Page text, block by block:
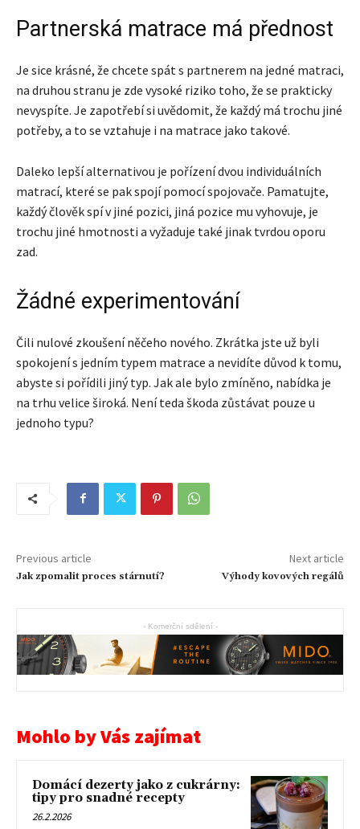
Partnerská matrace má přednost
Je sice krásné, že chcete spát s partnerem na jedné matraci,
na druhou stranu je zde vysoké riziko toho, že se prakticky
nevyspíte. Je zapotřebí si uvědomit, že každý má trochu jiné
potřeby, a to se vztahuje i na matrace jako takové.
Daleko lepší alternativou je pořízení dvou individuálních
matrací, které se pak spojí pomocí spojovače. Pamatujte,
každý člověk spí v jiné pozici, jiná pozice mu vyhovuje, je
trochu jiné hmotnosti a vyžaduje také jinak tvrdou oporu
zad.
Žádné experimentování
Čili nulové zkoušení něčeho nového. Zkrátka jste už byli
spokojení s jedním typem matrace a nevidíte důvod k tomu,
abyste si pořídili jiný typ. Jak ale bylo zmíněno, nabídka je
na trhu velice široká. Není teda škoda zůstávat pouze u
jednoho typu?
Previous article
Jak zpomalit proces stárnutí?
Next article
Výhody kovových regálů
- Komerční sdělení -
Mohlo by Vás zajímat
Domácí dezerty jako z cukrárny:
tipy pro snadné recepty
26.2.2026